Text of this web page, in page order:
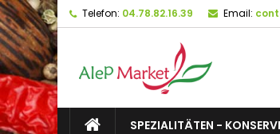
Telefon: 04.78.82.16.39 Email:
SPEZIALITÄTEN -